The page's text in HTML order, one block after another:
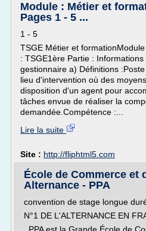
Module : Métier et
Pages 1 - 5 ...
1 - 5
TSGE Métier et
: TSGE1ère Partie :
gestionnaire a) Définitions
lieu d'intervention où des
disposition d'un agent pour
tâches envue de réaliser la
demandée.Compétence :...
Lire la suite
Site : http://fliphtml5.com
École de Commerce et
Alternance - PPA
convention de stage longue
N°1 DE L'ALTERNANCE EN